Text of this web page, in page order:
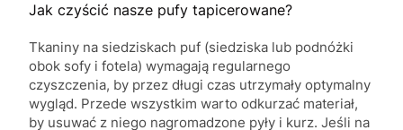
Jak czyścić nasze pufy tapicerowane?
Tkaniny na siedziskach puf (siedziska lub podnóżki
obok sofy i fotela) wymagają regularnego
czyszczenia, by przez długi czas utrzymały optymalny
wygląd. Przede wszystkim warto odkurzać materiał,
by usuwać z niego nagromadzone pyły i kurz. Jeśli na